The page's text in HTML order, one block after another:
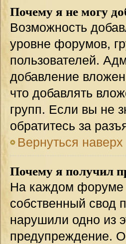
Почему я не могу
Возможность
уровне форумов,
пользователей.
добавление
что добавлять
групп. Если вы не
обратитесь за
Вернуться наверх
Почему я получил
На каждом форуме
собственный свод
нарушили одно из
предупреждение.